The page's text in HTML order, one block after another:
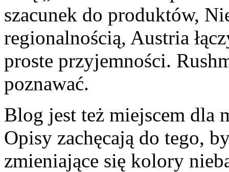
szacunek do produktów,
regionalnością, Austria
proste przyjemności.
poznawać.
Blog jest też miejscem dla
Opisy zachęcają do tego,
zmieniające się kolory